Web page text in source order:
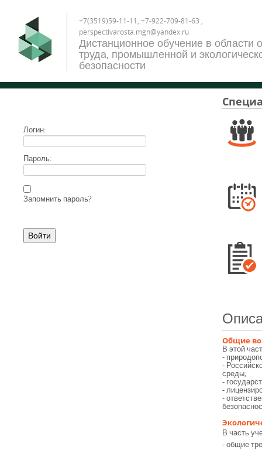
+7(3519)59-11-11, +7-922-709-81-63 ,
perspectivarosta.mgn@yandex.ru
Дистанционное обучение в области
труда, промышленной и
безопасности
Логин:
Пароль:
Запомнить пароль?
Общие
В этой
-
-
среды;
-
-
-
В часть
- общие